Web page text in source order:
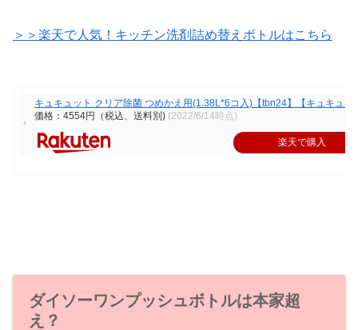
＞＞楽天で人気！キッチン洗剤詰め替えボトルはこちら
キュキュット クリア除菌 つめかえ用(1.38L*6コ入)【tbn24】【キュキュッ
価格：4554円（税込、送料別) (2022/6/14時点)
楽天で購入
ダイソーワンプッシュボトルは本家超
え？